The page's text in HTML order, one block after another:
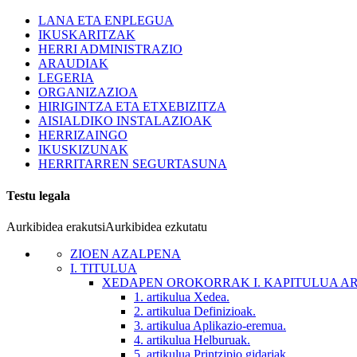
LANA ETA ENPLEGUA
IKUSKARITZAK
HERRI ADMINISTRAZIO
ARAUDIAK
LEGERIA
ORGANIZAZIOA
HIRIGINTZA ETA ETXEBIZITZA
AISIALDIKO INSTALAZIOAK
HERRIZAINGO
IKUSKIZUNAK
HERRITARREN SEGURTASUNA
Testu legala
Aurkibidea erakutsiAurkibidea ezkutatu
ZIOEN AZALPENA
I. TITULUA
XEDAPEN OROKORRAK I. KAPITULUA
1. artikulua Xedea.
2. artikulua Definizioak.
3. artikulua Aplikazio-eremua.
4. artikulua Helburuak.
5. artikulua Printzipio gidariak.